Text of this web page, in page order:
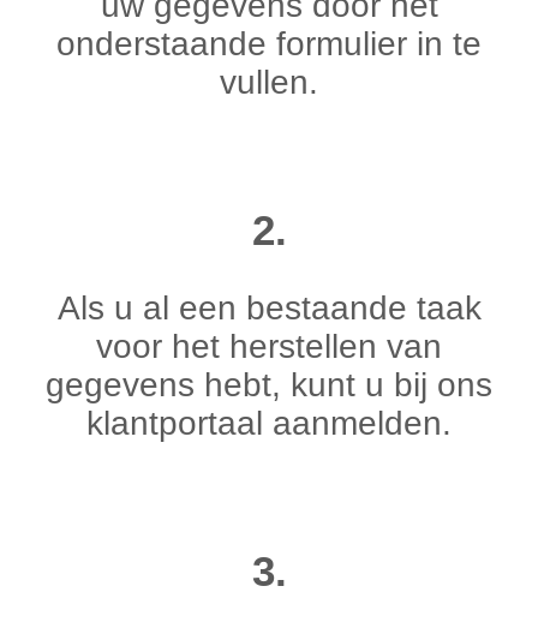
onderstaande formulier in te
vullen.
2.
Als u al een bestaande taak
voor het herstellen van
gegevens hebt, kunt u bij ons
klantportaal aanmelden.
3.